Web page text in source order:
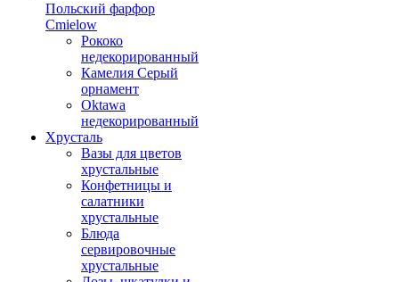
Польский фарфор
Сmielow
Рококо
недекорированный
Камелия Серый
орнамент
Oktawa
недекорированный
Хрусталь
Вазы для цветов
хрустальные
Конфетницы и
салатники
хрустальные
Блюда
сервировочные
хрустальные